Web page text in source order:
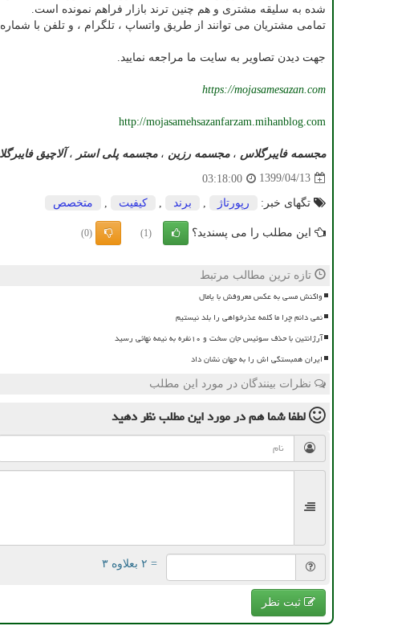
شده به سلیقه مشتری و هم چنین ترند بازار فراهم نمونده است.
تمامی مشتریان می توانند از طریق واتساپ ، تلگرام ، و تلفن با
جهت دیدن تصاویر به سایت ما مراجعه نمایید.
https://mojasamesazan.com
http://mojasamehsazanfarzam.mihanblog.com
مجسمه فایبرگلاس ،مجسمه رزین ،مجسمه پلی استر ، آلاچیق
1399/04/13
03:18:00
تگهای خبر: رپورتاژ برند كیفیت متخصص
این مطلب را می پسندید؟ (1)
(0)
تازه ترین مطالب مرتبط
واکنش مسی به عکس معروفش با یامال
نمی دانم چرا ما کلمه عذرخواهی را بلد نیستیم
آرژانتین با حذف سوئیس جان سخت و ۱۰نفره به نیمه نهائی رسید
ایران همبستگی اش را به جهان نشان داد
نظرات بینندگان در مورد این مطلب
لطفا شما همدر مورد این مطلبنظر دهید
= ۲ بعلاوه ۳
ثبت نظر